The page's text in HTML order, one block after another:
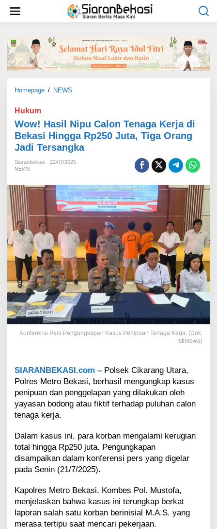
w
Homepage / NEWS
H
a
s
l
p
u
C
l
o
n
T
e
n
a
g
a
K
r
i
B
e
k
a
i
n
g
g
R
p
2
5
0
Hukum
Wow! Hasil Nipu Calon Tenaga Kerja di
Bekasi Hingga Rp250 Juta, Tiga Orang
Jadi Tersangka
Siaranbekasi
22/07/2025
NEWS
Konferensi Pers Pengungkapan Kasus Penipuan Tenaga Kerja. (Dok:
Istimewa)
SIARANBEKASI.com – Polsek Cikarang Utara,
Polres Metro Bekasi, berhasil mengungkap kasus
penipuan dan penggelapan yang dilakukan oleh
yayasan bodong atau fiktif terhadap puluhan calon
tenaga kerja.
Dalam kasus ini, para korban mengalami kerugian
total hingga Rp250 juta. Pengungkapan
disampaikan dalam konferensi pers yang digelar
pada Senin (21/7/2025).
Kapolres Metro Bekasi, Kombes Pol. Mustofa,
menjelaskan bahwa kasus ini terungkap berkat
laporan salah satu korban berinisial M.A.S. yang
merasa tertipu saat mencari pekerjaan.